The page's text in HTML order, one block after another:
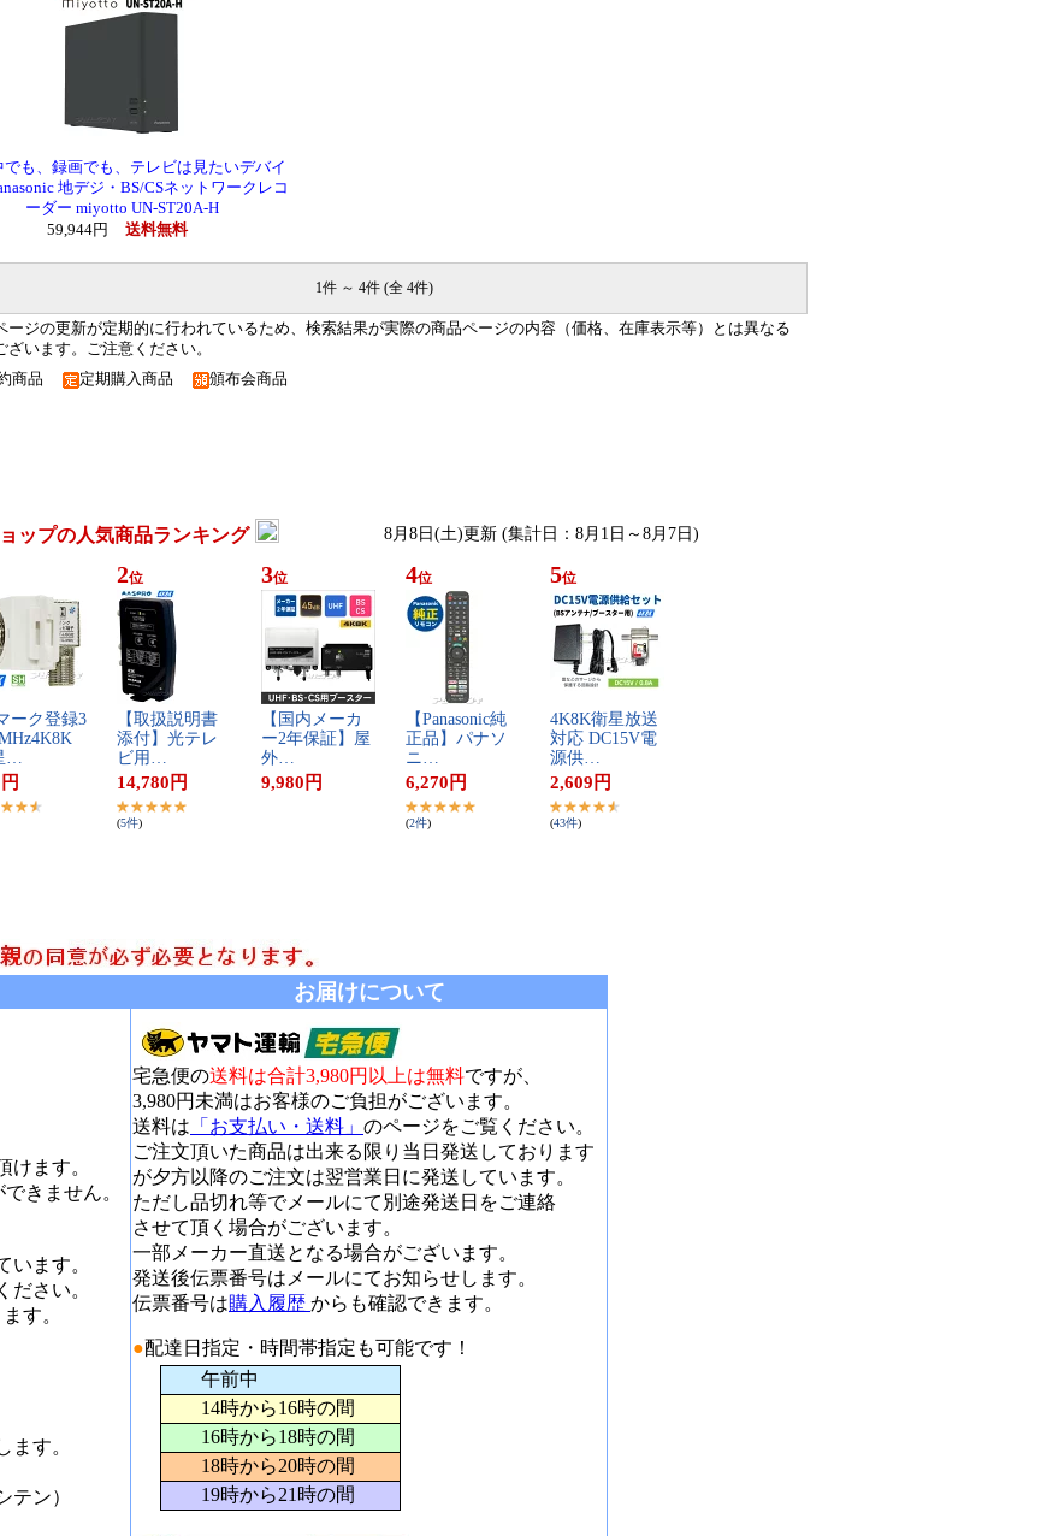
でも、録画でも、テレビは見たいデバイ
地デジ・BS/CSネットワークレコ
ーダー miyotto UN-ST20A-H
59,944円
送料無料
1件 ～ 4件 (全 4件)
ージの更新が定期的に行われているため、検索結果が実際の商品ページの内容（価格、在庫表示等）とは異なる
ざいます。ご注意ください。
商品 定期購入商品 頒布会商品
ップの人気商品ランキング 8月8日(土)更新 (集計日：8月1日～8月7日)
ー​ク​登​録​3​
​…
円
2位
【​取​扱​説​明​書​
添​付​】​光​テ​レ​
ビ​用​…
14,780 円
(5件)
3位
【​国​内​メ​ー​カ​
ー​2​年​保​証​】​屋​
外​…
9,980 円
4位
【​P​a​n​a​s​o​n​i​c​純​
正​品​】​パ​ナ​ソ​
ニ​…
6,270 円
(2件)
5位
4​K​8​K​衛​星​放​送​
対​応​ ​D​C​1​5​V​電​
源​供​…
2,609 円
(43件)
お届けについて
けます。
きません。
います。
ださい。
す。
ます。
テン）
宅急便の送料は合計3,980円以上は無料ですが、
3,980円未満はお客様のご負担がございます。
送料は 「お支払い・送料」 のページをご覧ください。
ご注文頂いた商品は出来る限り当日発送しております
が夕方以降のご注文は翌営業日に発送しています。
ただし品切れ等でメールにて別途発送日をご連絡
させて頂く場合がございます。
一部メーカー直送となる場合がございます。
発送後伝票番号はメールにてお知らせします。
伝票番号は購入履歴 からも確認できます。
●配達日指定・時間帯指定も可能です！
午前中
14時から16時の間
16時から18時の間
18時から20時の間
19時から21時の間